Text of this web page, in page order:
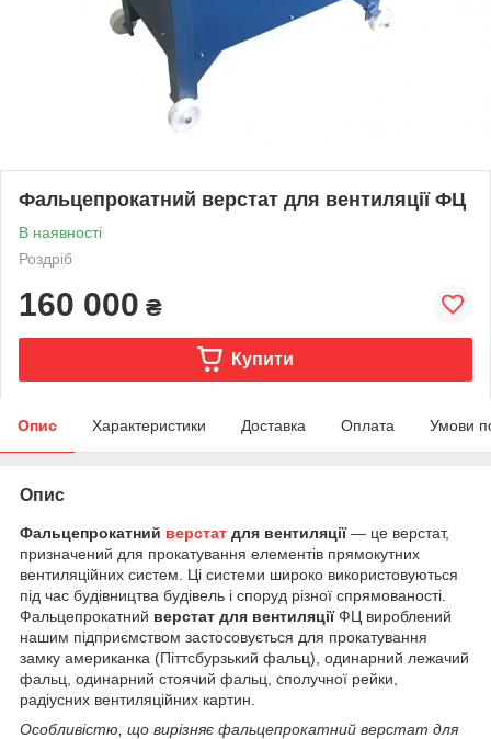
Фальцепрокатний верстат для вентиляції ФЦ
В наявності
Роздріб
160 000 ₴
Купити
Опис Характеристики Доставка Оплата Умови
Опис
Фальцепрокатний верстат для вентиляції— це верстат,
призначений для прокатування елементів прямокутних
вентиляційних систем. Ці системи широко використовуються
під час будівництва будівель і споруд різної спрямованості.
Фальцепрокатний верстат для вентиляціїФЦ вироблений
нашим підприємством застосовується для прокатування
замку американка (Піттсбурзький фальц), одинарний лежачий
фальц, одинарний стоячий фальц, сполучної рейки,
радіусних вентиляційних картин.
Особливістю, що вирізняє фальцепрокатний верстат для